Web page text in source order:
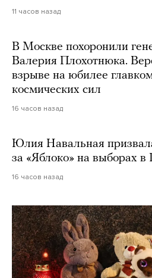
11 часов назад
В Москве похоронили
Валерия Плохотнюка.
взрыве на юбилее
космических сил
16 часов назад
Юлия Навальная
за «Яблоко» на выборах в
16 часов назад